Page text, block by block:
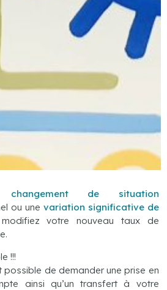
changement de situation
ou une variation significative de
votre nouveau taux de
!!!
de demander une prise en
ainsi qu’un transfert à votre